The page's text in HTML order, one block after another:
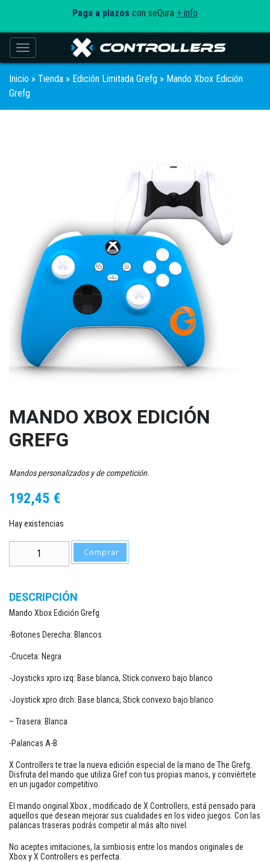
Paga a plazos con seQura + info
Toggle navigation
Inicio » Tienda » Edición Limitada Grefg » Mando Xbox Edición
Grefg
MANDO XBOX EDICIÓN
GREFG
Mandos personalizados y de competición.
192,45 €
Hay existencias
Mando Xbox Edición Grefg cantidad
Comprar
DESCRIPCIÓN
Mando Xbox Edición Grefg
-Botones Derecha: Blancos
-Cruceta: Negra
-Joysticks xpro izq: Base blanca, Stick convexo bajo blanco
-Joystick xpro drch: Base blanca, Stick convexo bajo blanco
– Trasera: Blanca
-Palancas A-B
X Controllers te trae la nueva edición especial de la mano de The Grefg.
Disfruta del mando que utiliza Gref con tus propias manos, y conviértete
en un jugador competitivo.
El mando original Xbox , modificado de X Controllers, está pensado para
aquellos que desean mejorar sus cualidades en los video juegos. Con las
palancas traseras podrás competir al más alto nivel.
No aceptes imitaciones, la simbiosis entre los mandos originales de
Xbox y X Controllers es perfecta.